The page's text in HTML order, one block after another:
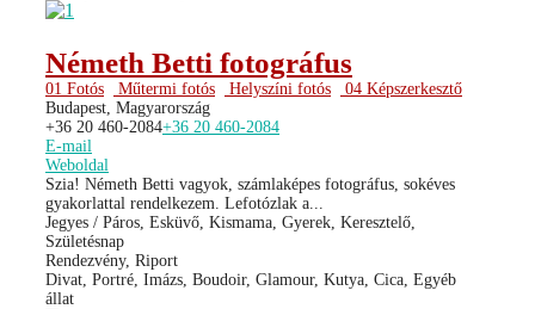
Németh Betti fotográfus
01 Fotós Műtermi fotós Helyszíni fotós
04 Képszerkesztő
Budapest, Magyarország
+36 20 460-2084+36 20 460-2084
E-mail
Weboldal
Szia! Németh Betti vagyok, számlaképes fotográfus, sokéves
gyakorlattal rendelkezem. Lefotózlak a...
Jegyes / Páros, Esküvő, Kismama, Gyerek, Keresztelő,
Születésnap
Rendezvény, Riport
Divat, Portré, Imázs, Boudoir, Glamour, Kutya, Cica, Egyéb
állat